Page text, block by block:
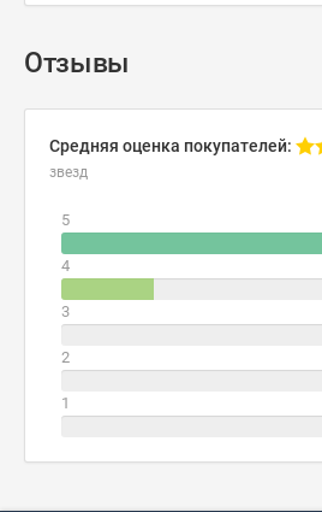
Отзывы
Средняя оценка покупателей:
звезд
5
4
3
2
1